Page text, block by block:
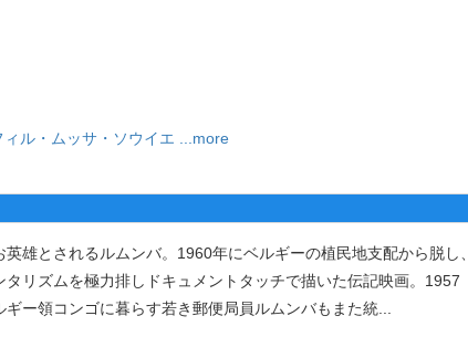
ィル・ムッサ・ソウイエ ...more
雄とされるルムンバ。1960年にベルギーの植民地支配から脱し、
リズムを極力排しドキュメントタッチで描いた伝記映画。1957
ー領コンゴに暮らす若き郵便局員ルムンバもまた統